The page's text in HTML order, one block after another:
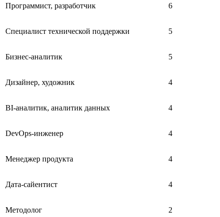
Программист, разработчик 6
Специалист технической поддержки 5
Бизнес-аналитик 5
Дизайнер, художник 4
BI-аналитик, аналитик данных 4
DevOps-инженер 4
Менеджер продукта 4
Дата-сайентист 4
Методолог 2